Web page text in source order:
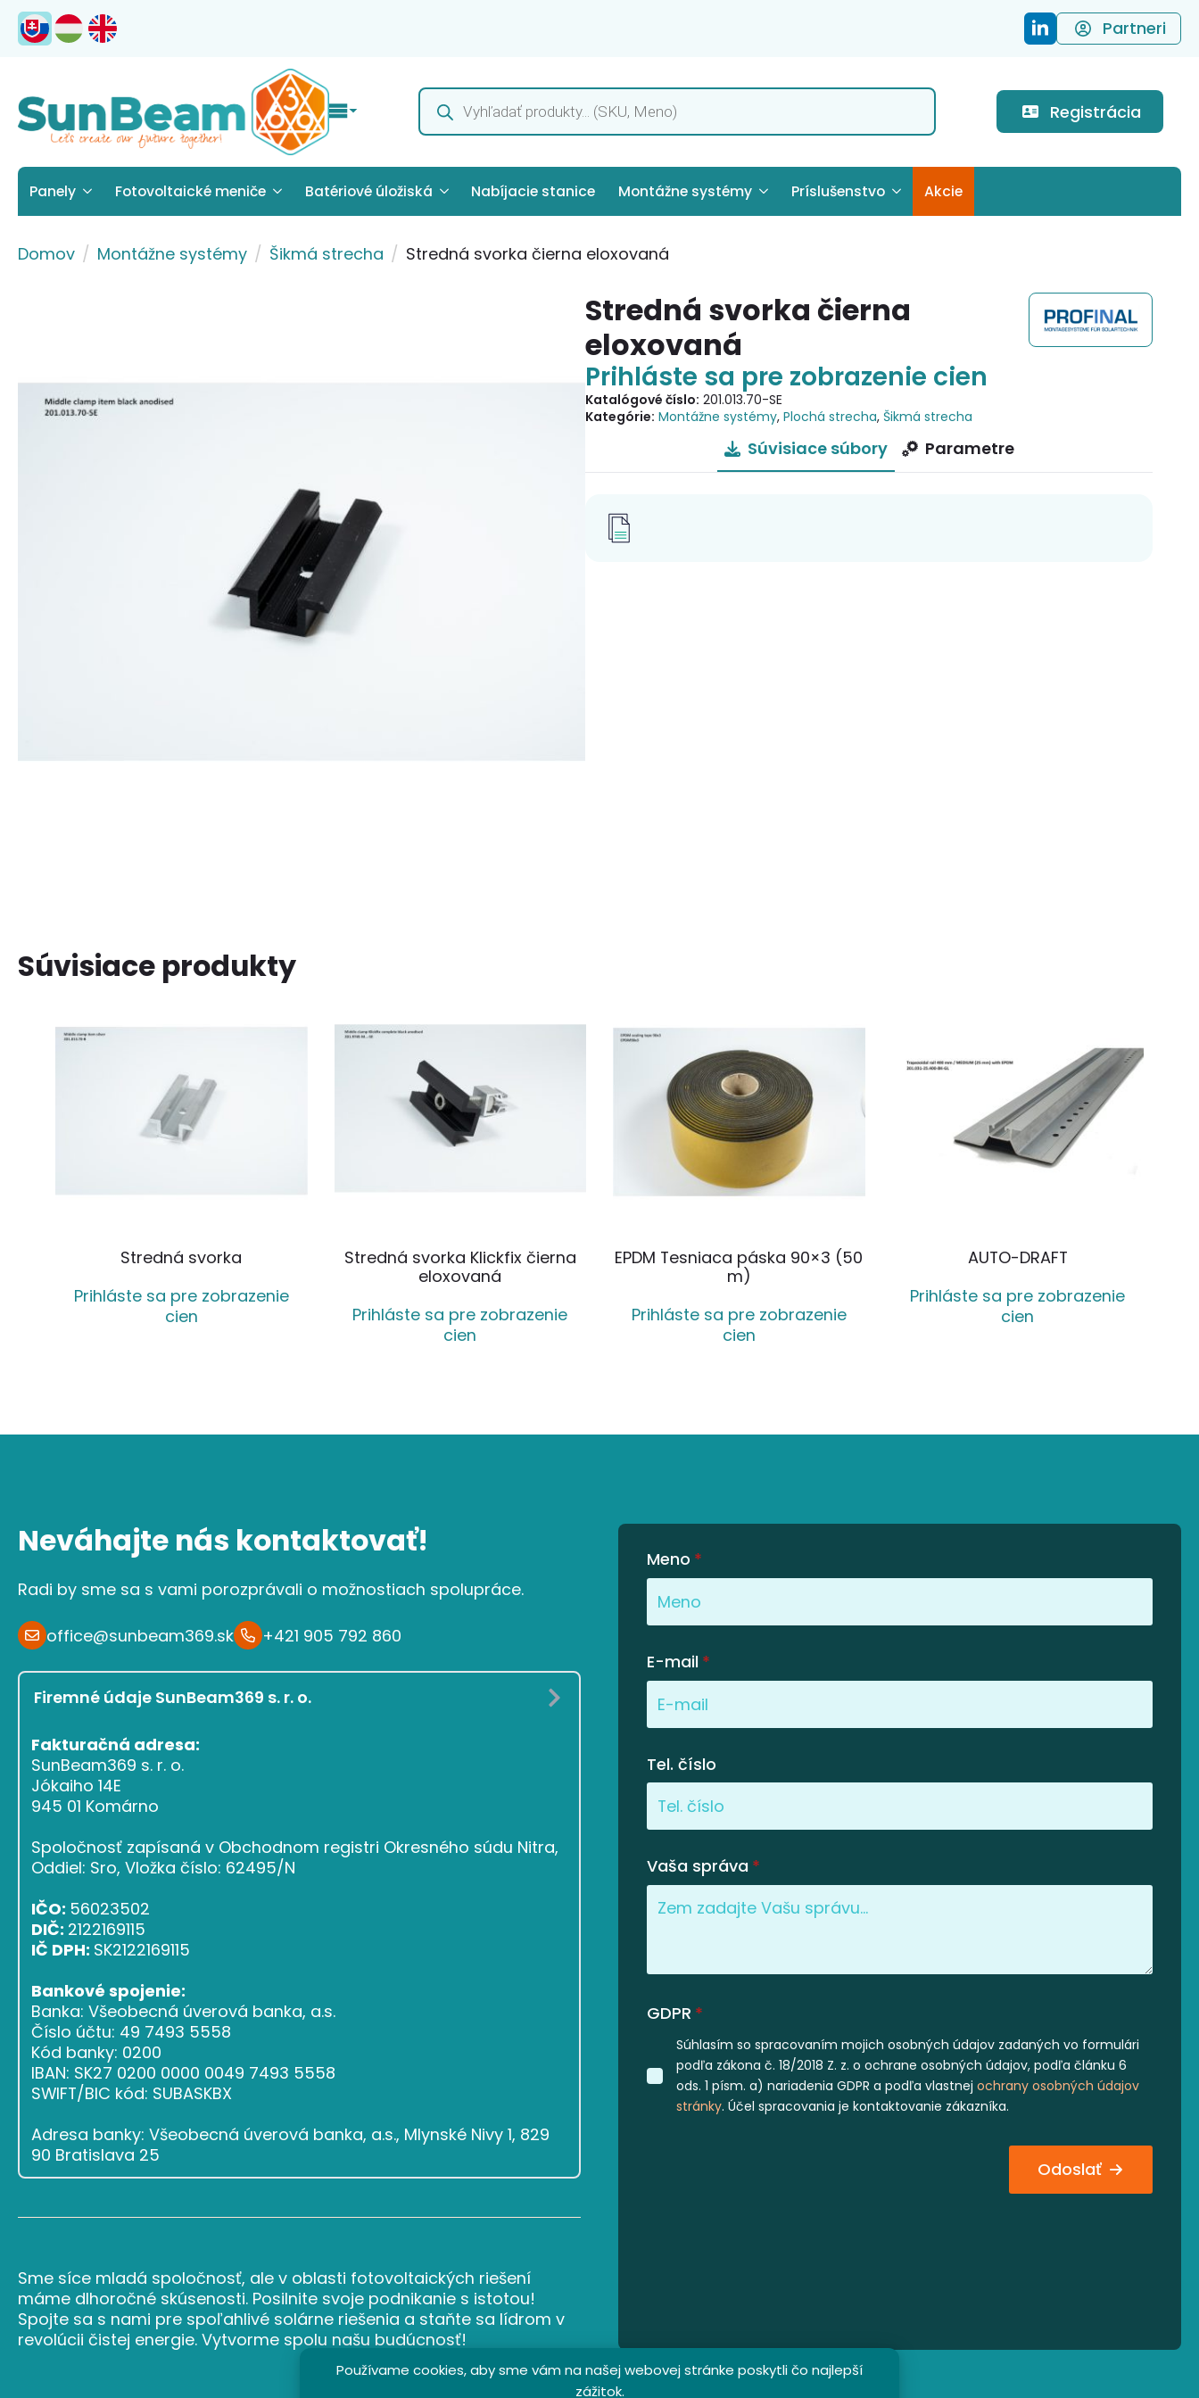
Používame cookies, aby sme vám na našej webovej stránke poskytli čo najlepší
zážitok.
Partneri
Products
search
Registrácia
Panely Fotovoltaické meniče Batériové úložiská Nabíjacie stanice Montážne systémy Príslušenstvo Akcie
Domov Montážne systémy Šikmá strecha Stredná svorka čierna eloxovaná
Stredná svorka čierna
eloxovaná
Prihláste sa pre zobrazenie cien
Katalógové číslo: 201.013.70-SE
Kategórie: Montážne systémy,Plochá strecha, Šikmá strecha
Súvisiace súbory Parametre
Súvisiace produkty
Stredná svorka
Prihláste sa pre zobrazenie
cien
Stredná svorka Klickfix čierna
eloxovaná
Prihláste sa pre zobrazenie
cien
EPDM Tesniaca páska 90×3 (50
m)
Prihláste sa pre zobrazenie
cien
AUTO-DRAFT
Prihláste sa pre zobrazenie
cien
Neváhajte nás kontaktovať!
Radi by sme sa s vami porozprávali o možnostiach spolupráce.
office@sunbeam369.sk +421 905 792 860
Firemné údaje SunBeam369 s. r. o.
Fakturačná adresa:
SunBeam369 s. r. o.
Jókaiho 14E
945 01 Komárno
Spoločnosť zapísaná v Obchodnom registri Okresného súdu Nitra,
Oddiel: Sro, Vložka číslo: 62495/N
IČO: 56023502
DIČ: 2122169115
IČ DPH: SK2122169115
Bankové spojenie:
Banka: Všeobecná úverová banka, a.s.
Číslo účtu: 49 7493 5558
Kód banky: 0200
IBAN: SK27 0200 0000 0049 7493 5558
SWIFT/BIC kód: SUBASKBX
Adresa banky: Všeobecná úverová banka, a.s., Mlynské Nivy 1, 829
90 Bratislava 25
Sme síce mladá spoločnosť, ale v oblasti fotovoltaických riešení
máme dlhoročné skúsenosti. Posilnite svoje podnikanie s istotou!
Spojte sa s nami pre spoľahlivé solárne riešenia a staňte sa lídrom v
revolúcii čistej energie. Vytvorme spolu našu budúcnosť!
Meno *
E-mail *
Tel. číslo
Vaša správa *
GDPR *
Súhlasím so spracovaním mojich osobných údajov zadaných vo formulári
podľa zákona č. 18/2018 Z. z. o ochrane osobných údajov, podľa článku 6
ods. 1 písm. a) nariadenia GDPR a podľa vlastnejochrany osobných údajov
stránky. Účel spracovania je kontaktovanie zákazníka.
Odoslať